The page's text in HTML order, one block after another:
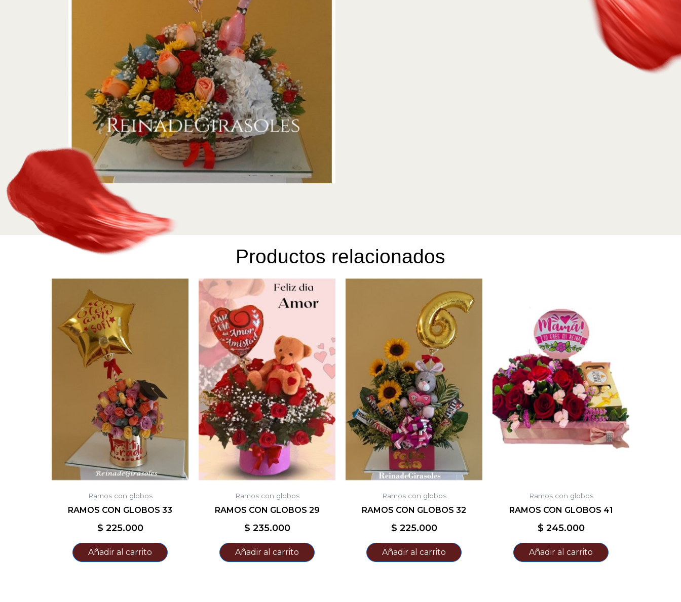
Productos relacionados
Ramos con globos
RAMOS CON GLOBOS 33
$ 225.000
Añadir al carrito
Ramos con globos
RAMOS CON GLOBOS 29
$ 235.000
Añadir al carrito
Ramos con globos
RAMOS CON GLOBOS 32
$ 225.000
Añadir al carrito
Ramos con globos
RAMOS CON GLOBOS 41
$ 245.000
Añadir al carrito